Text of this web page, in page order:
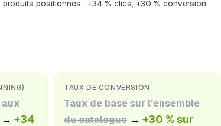
positionnés : +34 % clics, +30 % conversion,
→ +34
TAUX DE CONVERSION
Taux de base sur l'ensemble
du catalogue → +30 % sur